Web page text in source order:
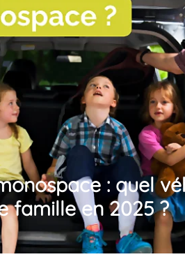
: quel
famille en 2025 ?